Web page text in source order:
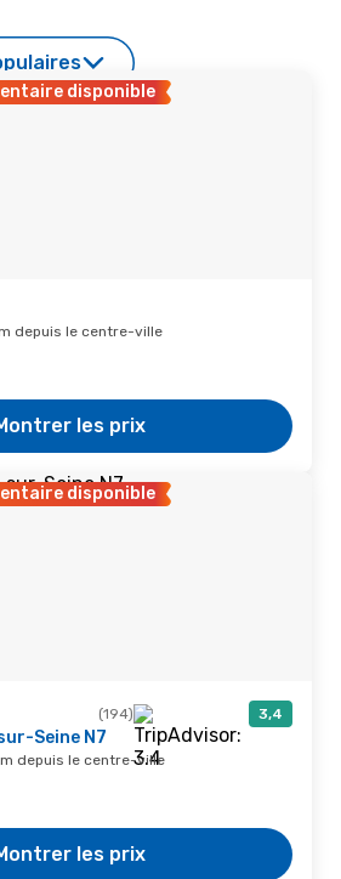
disponible
depuis le centre-ville
les prix
disponible
(194) 3,4
Seine N7
depuis le centre-ville
les prix